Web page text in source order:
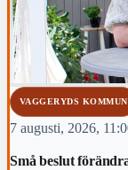
VAGGERYDS KOMMUN
7 augusti, 2026,
Små beslut